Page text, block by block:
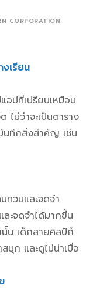
CORPORATION
เรียน
อปที่เปรียบเหมือน
ม่ว่าจะเป็นตาราง
นทึกสิ่งสำคัญ เช่น
ทวนและจดจำ
ะจดจำได้มากขึ้น
นั้น เด็กสายศิลป์ก็
นุก และดูไม่น่าเบื่อ